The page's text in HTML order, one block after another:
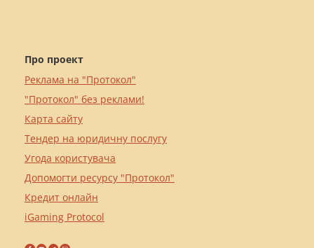
Про проект
Реклама на "Протокол"
"Протокол" без реклами!
Карта сайту
Тендер на юридичну послугу
Угода користувача
Допомогти ресурсу "Протокол"
Кредит онлайн
iGaming Protocol